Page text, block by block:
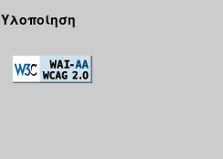
Υλοποίηση